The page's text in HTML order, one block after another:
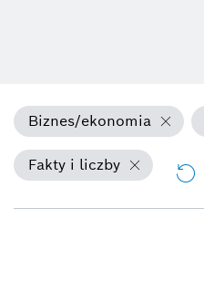
Biznes/ekonomia
Fakty i liczby